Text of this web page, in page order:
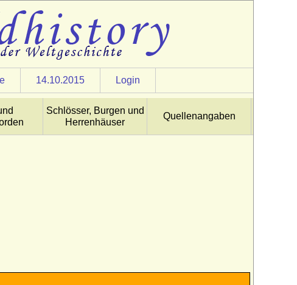
14.10.2015 Login
Schlösser, Burgen und
Herrenhäuser
Quellenangaben